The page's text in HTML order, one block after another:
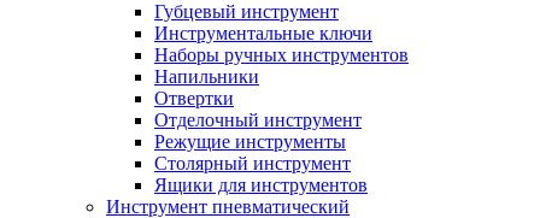
Губцевый инструмент
Инструментальные ключи
Наборы ручных инструментов
Напильники
Отвертки
Отделочный инструмент
Режущие инструменты
Столярный инструмент
Ящики для инструментов
Инструмент пневматический